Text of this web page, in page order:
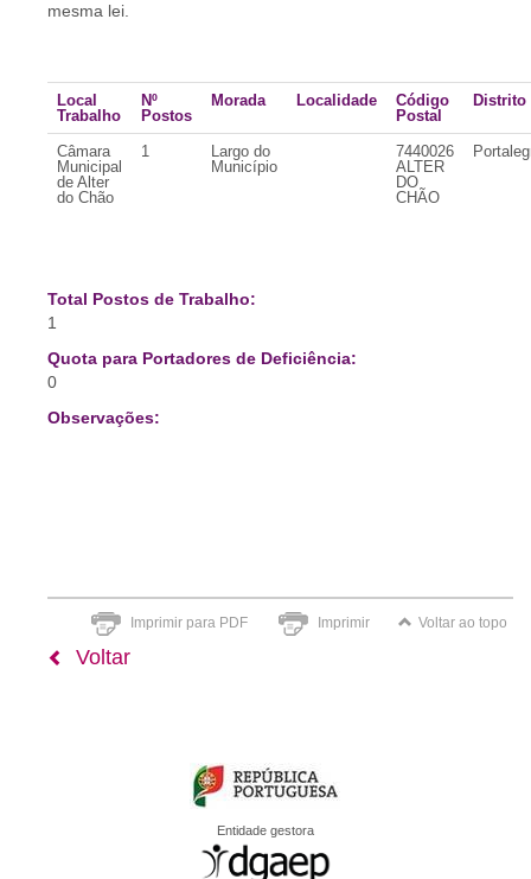
mesma lei.
Local
Trabalho
Nº
Postos
Morada Localidade
Código
Postal
Distrito
Câmara
Municipal
de Alter
do Chão
1
Largo do
Município
7440026
ALTER
DO
CHÃO
Total Postos de Trabalho:
1
Quota para Portadores de Deficiência:
0
Observações:
Imprimir para PDF Imprimir Voltar ao topo
Voltar
Entidade gestora